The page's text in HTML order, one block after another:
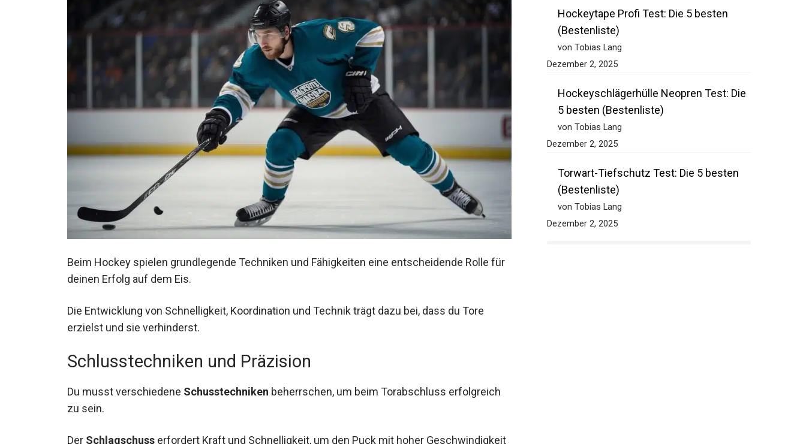
Beim Hockey spielen grundlegende Techniken und Fähigkeiten eine entscheidende Rolle für
deinen Erfolg auf dem Eis.
Die Entwicklung von Schnelligkeit, Koordination und Technik trägt dazu bei, dass du Tore
erzielst und sie verhinderst.
Schlusstechniken und Präzision
Du musst verschiedene Schusstechniken beherrschen, um beim Torabschluss erfolgreich
zu sein.
Der Schlagschuss erfordert Kraft und Schnelligkeit, um den Puck mit hoher
Hockeytape Profi Test: Die 5 besten
(Bestenliste)
von Tobias Lang
Dezember 2, 2025
Hockeyschlägerhülle Neopren Test: Die
5 besten (Bestenliste)
von Tobias Lang
Dezember 2, 2025
Torwart-Tiefschutz Test: Die 5 besten
(Bestenliste)
von Tobias Lang
Dezember 2, 2025